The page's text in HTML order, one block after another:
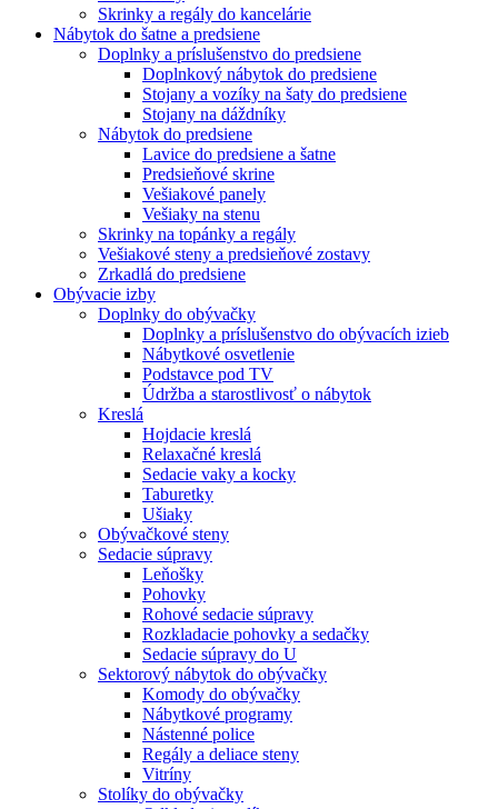
Skrinky a regály do kancelárie
Nábytok do šatne a predsiene
Doplnky a príslušenstvo do predsiene
Doplnkový nábytok do predsiene
Stojany a vozíky na šaty do predsiene
Stojany na dáždníky
Nábytok do predsiene
Lavice do predsiene a šatne
Predsieňové skrine
Vešiakové panely
Vešiaky na stenu
Skrinky na topánky a regály
Vešiakové steny a predsieňové zostavy
Zrkadlá do predsiene
Obývacie izby
Doplnky do obývačky
Doplnky a príslušenstvo do obývacích izieb
Nábytkové osvetlenie
Podstavce pod TV
Údržba a starostlivosť o nábytok
Kreslá
Hojdacie kreslá
Relaxačné kreslá
Sedacie vaky a kocky
Taburetky
Ušiaky
Obývačkové steny
Sedacie súpravy
Leňošky
Pohovky
Rohové sedacie súpravy
Rozkladacie pohovky a sedačky
Sedacie súpravy do U
Sektorový nábytok do obývačky
Komody do obývačky
Nábytkové programy
Nástenné police
Regály a deliace steny
Vitríny
Stolíky do obývačky